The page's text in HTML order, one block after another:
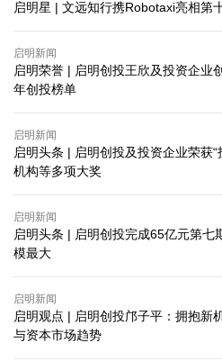
启明星 | 文远知行携Robotaxi亮相第
启明新闻
启明荣誉 | 启明创投王欣及投资企业
年创投榜单
启明新闻
启明头条 | 启明创投及投资企业荣获
机构等多项大奖
启明新闻
启明头条 | 启明创投完成65亿元第七
模最大
启明新闻
启明观点 | 启明创投邝子平：拥抱新
与资本市场趋势